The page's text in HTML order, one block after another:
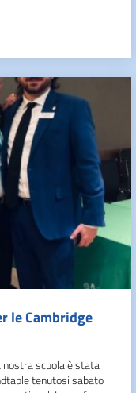
le Cambridge
nostra scuola è stata
tenutosi sabato